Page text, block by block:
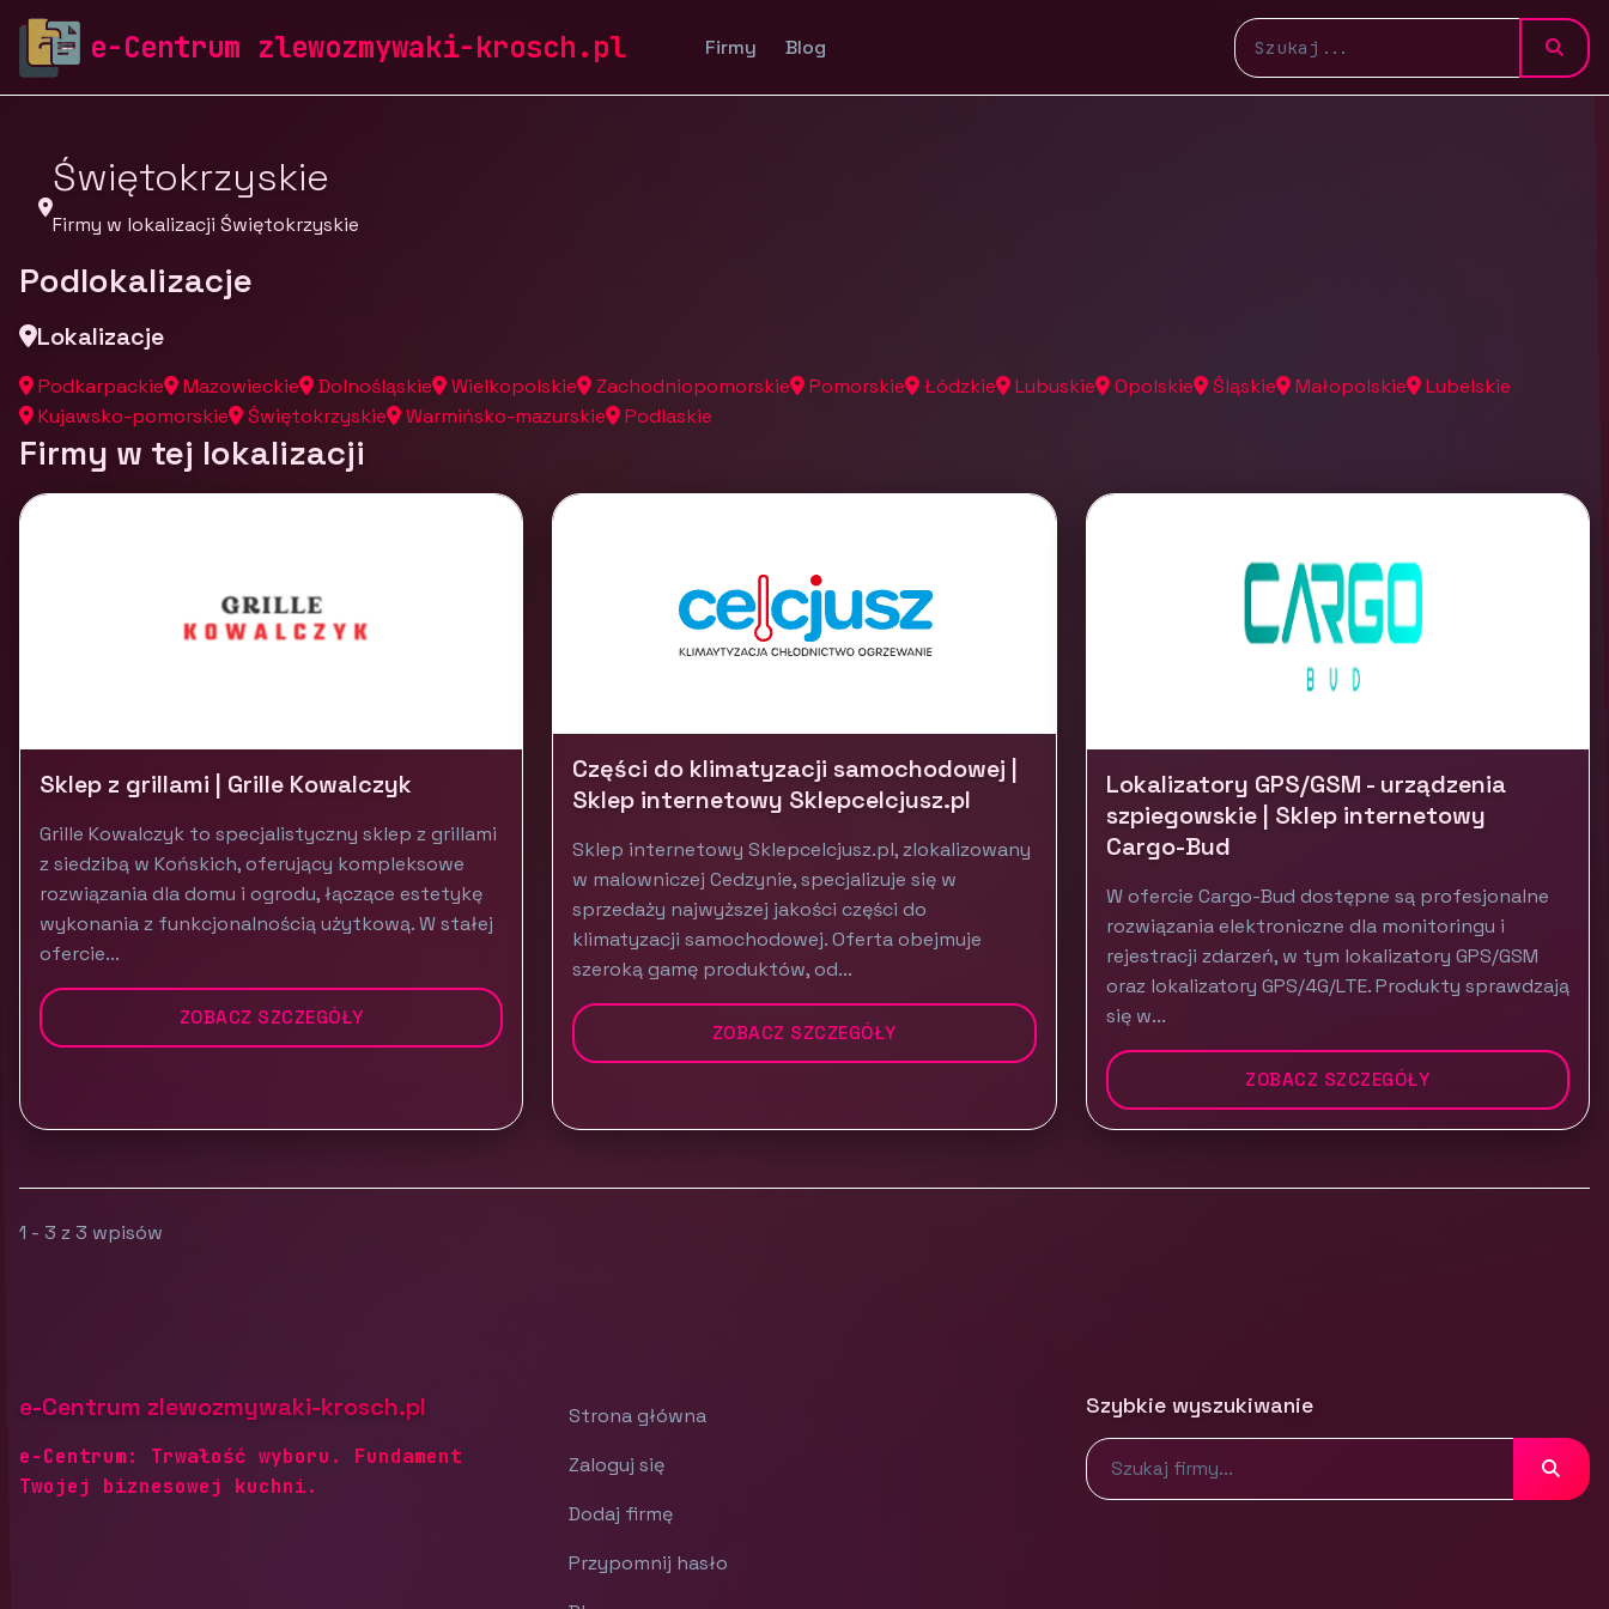
e-Centrum zlewozmywaki-krosch.pl Firmy Blog
zlewozmywaki-krosch.pl Firmy Firmy z województwa
Świętokrzyskie
Firmy w lokalizacji Świętokrzyskie
Podlokalizacje
Lokalizacje
Podkarpackie Mazowieckie Dolnośląskie Wielkopolskie Zachodniopomorskie Pomorskie Łódzkie Lubuskie Opolskie Śląskie Małopolskie
Lubelskie
Kujawsko-pomorskie
Świętokrzyskie Warmińsko-mazurskie Podlaskie
Firmy w tej lokalizacji
Sklep z grillami | Grille Kowalczyk
Grille Kowalczyk to specjalistyczny sklep z grillami
z siedzibą w Końskich, oferujący kompleksowe
rozwiązania dla domu i ogrodu, łączące estetykę
wykonania z funkcjonalnością użytkową. W stałej
ofercie...
ZOBACZ SZCZEGÓŁY
Części do klimatyzacji samochodowej |
Sklep internetowy Sklepcelcjusz.pl
Sklep internetowy Sklepcelcjusz.pl, zlokalizowany
w malowniczej Cedzynie, specjalizuje się w
sprzedaży najwyższej jakości części do
klimatyzacji samochodowej. Oferta obejmuje
szeroką gamę produktów, od...
ZOBACZ SZCZEGÓŁY
Lokalizatory GPS/GSM - urządzenia
szpiegowskie | Sklep internetowy
Cargo-Bud
W ofercie Cargo-Bud dostępne są profesjonalne
rozwiązania elektroniczne dla monitoringu i
rejestracji zdarzeń, w tym lokalizatory GPS/GSM
oraz lokalizatory GPS/4G/LTE. Produkty sprawdzają
się w...
ZOBACZ SZCZEGÓŁY
1 - 3 z 3 wpisów
e-Centrum zlewozmywaki-krosch.pl
e-Centrum: Trwałość wyboru. Fundament
Twojej biznesowej kuchni.
Strona główna
Zaloguj się
Dodaj firmę
Przypomnij hasło
Szybkie wyszukiwanie